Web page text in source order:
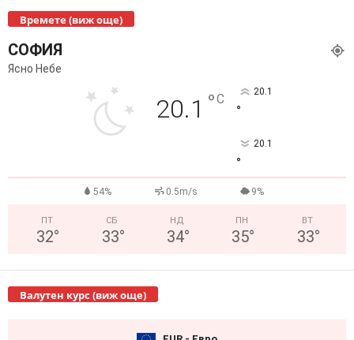
Времете (виж още)
СОФИЯ
Ясно Небе
20.1 °C 20.1
°
20.1
°
54% 0.5m/s 9%
ПТ
32°
СБ
33°
НД
34°
ПН
35°
ВТ
33°
Валутен курс (виж още)